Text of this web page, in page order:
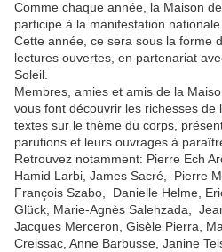
Comme chaque année, la Maison
participe à la manifestation nationale
Cette année, ce sera sous la forme
lectures ouvertes, en partenariat
Soleil.
Membres, amies et amis de la
vous font découvrir les richesses de
textes sur le thème du corps,
parutions et leurs ouvrages à
Retrouvez notamment: Pierre Ech
Hamid Larbi, James Sacré, Pierre
François Szabo, Danielle Helme,
Glück, Marie-Agnès Salehzada,
Jacques Merceron, Gisèle Pierra,
Creissac, Anne Barbusse, Janine